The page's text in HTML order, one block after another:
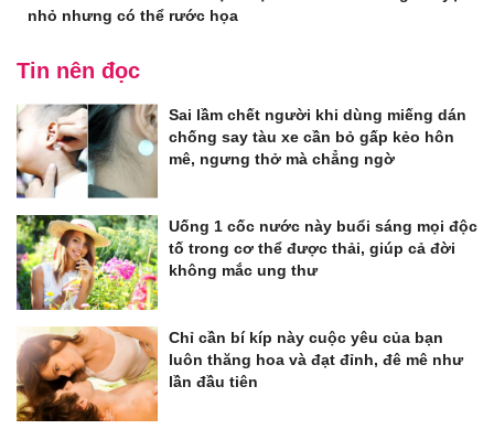
nhỏ nhưng có thể rước họa
Tin nên đọc
Sai lầm chết người khi dùng miếng dán
chống say tàu xe cần bỏ gấp kẻo hôn
mê, ngưng thở mà chẳng ngờ
Uống 1 cốc nước này buổi sáng mọi độc
tố trong cơ thể được thải, giúp cả đời
không mắc ung thư
Chỉ cần bí kíp này cuộc yêu của bạn
luôn thăng hoa và đạt đỉnh, đê mê như
lần đầu tiên